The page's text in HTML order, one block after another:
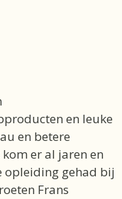
en leuke
en betere
er al jaren en
opleiding gehad bij
Frans